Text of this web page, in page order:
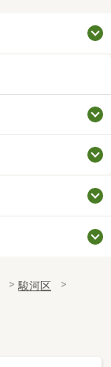
駿河区